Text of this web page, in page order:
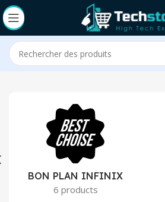
BON PLAN INFINIX
6 products